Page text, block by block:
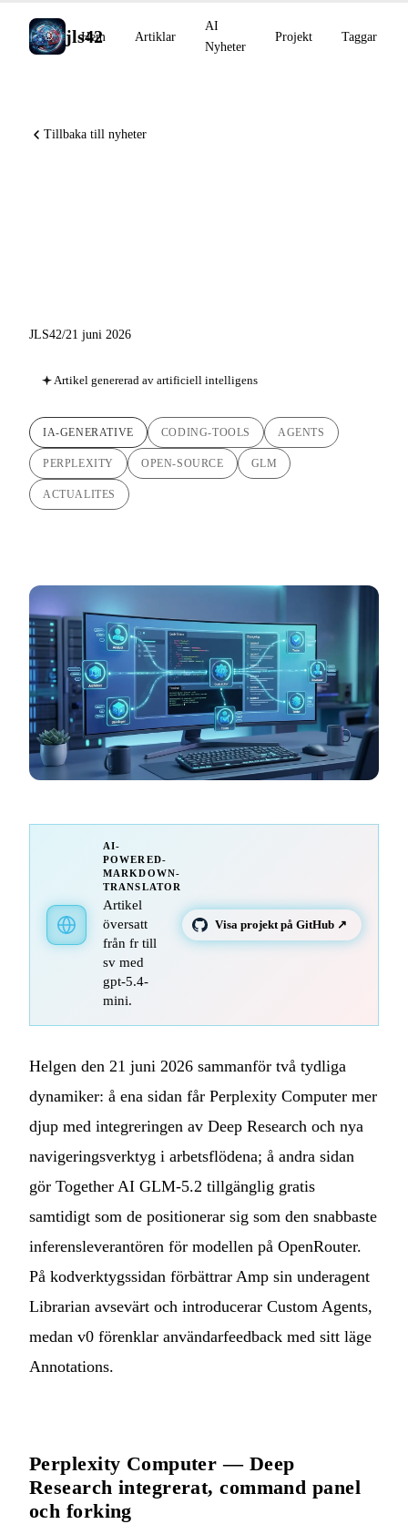
jls42
Hem Artiklar
AI
Nyheter
Projekt Taggar
Tillbaka till nyheter
JLS42/21 juni 2026
Artikel genererad av artificiell intelligens
IA-GENERATIVE CODING-TOOLS AGENTS
PERPLEXITY OPEN-SOURCE GLM
ACTUALITES
AI-
POWERED-
MARKDOWN-
TRANSLATOR
Artikel
översatt
från fr till
sv med
gpt-5.4-
mini.
Visa projekt på GitHub ↗
Helgen den 21 juni 2026 sammanför två tydliga
dynamiker: å ena sidan får Perplexity Computer mer
djup med integreringen av Deep Research och nya
navigeringsverktyg i arbetsflödena; å andra sidan
gör Together AI GLM-5.2 tillgänglig gratis
samtidigt som de positionerar sig som den snabbaste
inferensleverantören för modellen på OpenRouter.
På kodverktygssidan förbättrar Amp sin underagent
Librarian avsevärt och introducerar Custom Agents,
medan v0 förenklar användarfeedback med sitt läge
Annotations.
Perplexity Computer — Deep
Research integrerat, command panel
och forking